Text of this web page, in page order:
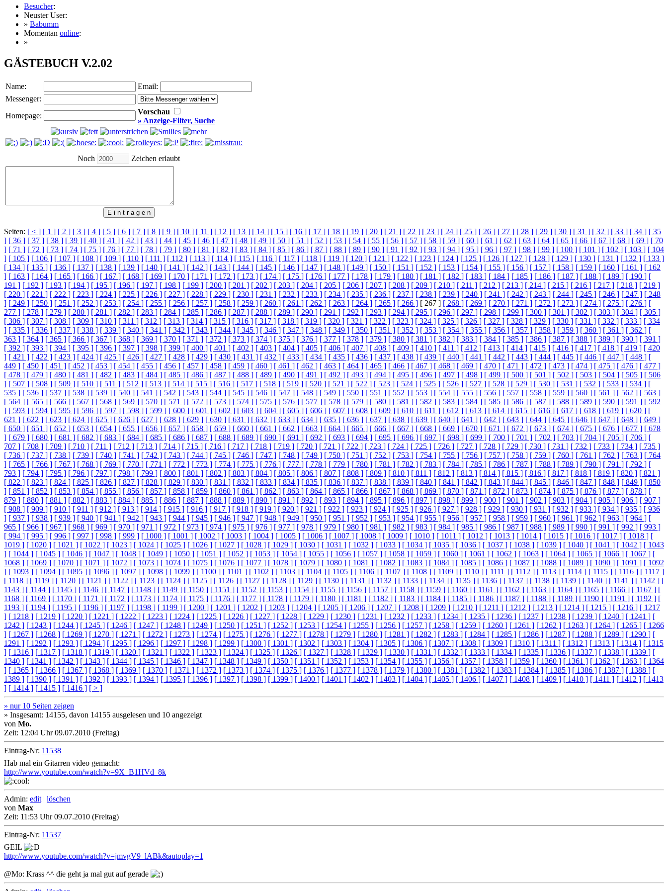
Besucher:
Neuster User:
» Babumm
Momentan online:
»
GÄSTEBUCH V.2.02
Name:
Email:
Messenger:
Homepage:
Vorschau
» Anzeige-Filter, Suche
Noch Zeichen erlaubt
Seiten: [ < ] [ 1 ] [ 2 ] [ 3 ] [ 4 ] [ 5 ] [ 6 ] [ 7 ] [ 8 ] [ 9 ] [ 10 ] [ 11 ] [ 12 ] [ 13 ] [ 14 ] [ 15 ] [ 16 ] [ 17 ] [ 18 ] [ 19 ] [ 20 ] [ 21 ] [ 22 ] [ 23 ] [ 24 ] [ 25 ] [ 26 ] [ 27 ] [ 28 ] [ 29 ] [ 30 ] [ 31 ] [ 32 ] [ 33 ] [ 34 ] [ 35
] [ 36 ] [ 37 ] [ 38 ] [ 39 ] [ 40 ] [ 41 ] [ 42 ] [ 43 ] [ 44 ] [ 45 ] [ 46 ] [ 47 ] [ 48 ] [ 49 ] [ 50 ] [ 51 ] [ 52 ] [ 53 ] [ 54 ] [ 55 ] [ 56 ] [ 57 ] [ 58 ] [ 59 ] [ 60 ] [ 61 ] [ 62 ] [ 63 ] [ 64 ] [ 65 ] [ 66 ] [ 67 ] [ 68 ] [ 69 ] [ 70
] [ 71 ] [ 72 ] [ 73 ] [ 74 ] [ 75 ] [ 76 ] [ 77 ] [ 78 ] [ 79 ] [ 80 ] [ 81 ] [ 82 ] [ 83 ] [ 84 ] [ 85 ] [ 86 ] [ 87 ] [ 88 ] [ 89 ] [ 90 ] [ 91 ] [ 92 ] [ 93 ] [ 94 ] [ 95 ] [ 96 ] [ 97 ] [ 98 ] [ 99 ] [ 100 ] [ 101 ] [ 102 ] [ 103 ] [ 104
] [ 105 ] [ 106 ] [ 107 ] [ 108 ] [ 109 ] [ 110 ] [ 111 ] [ 112 ] [ 113 ] [ 114 ] [ 115 ] [ 116 ] [ 117 ] [ 118 ] [ 119 ] [ 120 ] [ 121 ] [ 122 ] [ 123 ] [ 124 ] [ 125 ] [ 126 ] [ 127 ] [ 128 ] [ 129 ] [ 130 ] [ 131 ] [ 132 ] [ 133 ]
[ 134 ] [ 135 ] [ 136 ] [ 137 ] [ 138 ] [ 139 ] [ 140 ] [ 141 ] [ 142 ] [ 143 ] [ 144 ] [ 145 ] [ 146 ] [ 147 ] [ 148 ] [ 149 ] [ 150 ] [ 151 ] [ 152 ] [ 153 ] [ 154 ] [ 155 ] [ 156 ] [ 157 ] [ 158 ] [ 159 ] [ 160 ] [ 161 ] [ 162
] [ 163 ] [ 164 ] [ 165 ] [ 166 ] [ 167 ] [ 168 ] [ 169 ] [ 170 ] [ 171 ] [ 172 ] [ 173 ] [ 174 ] [ 175 ] [ 176 ] [ 177 ] [ 178 ] [ 179 ] [ 180 ] [ 181 ] [ 182 ] [ 183 ] [ 184 ] [ 185 ] [ 186 ] [ 187 ] [ 188 ] [ 189 ] [ 190 ] [
191 ] [ 192 ] [ 193 ] [ 194 ] [ 195 ] [ 196 ] [ 197 ] [ 198 ] [ 199 ] [ 200 ] [ 201 ] [ 202 ] [ 203 ] [ 204 ] [ 205 ] [ 206 ] [ 207 ] [ 208 ] [ 209 ] [ 210 ] [ 211 ] [ 212 ] [ 213 ] [ 214 ] [ 215 ] [ 216 ] [ 217 ] [ 218 ] [ 219 ]
[ 220 ] [ 221 ] [ 222 ] [ 223 ] [ 224 ] [ 225 ] [ 226 ] [ 227 ] [ 228 ] [ 229 ] [ 230 ] [ 231 ] [ 232 ] [ 233 ] [ 234 ] [ 235 ] [ 236 ] [ 237 ] [ 238 ] [ 239 ] [ 240 ] [ 241 ] [ 242 ] [ 243 ] [ 244 ] [ 245 ] [ 246 ] [ 247 ] [ 248
] [ 249 ] [ 250 ] [ 251 ] [ 252 ] [ 253 ] [ 254 ] [ 255 ] [ 256 ] [ 257 ] [ 258 ] [ 259 ] [ 260 ] [ 261 ] [ 262 ] [ 263 ] [ 264 ] [ 265 ] [ 266 ] [ 267 ] [ 268 ] [ 269 ] [ 270 ] [ 271 ] [ 272 ] [ 273 ] [ 274 ] [ 275 ] [ 276 ] [
277 ] [ 278 ] [ 279 ] [ 280 ] [ 281 ] [ 282 ] [ 283 ] [ 284 ] [ 285 ] [ 286 ] [ 287 ] [ 288 ] [ 289 ] [ 290 ] [ 291 ] [ 292 ] [ 293 ] [ 294 ] [ 295 ] [ 296 ] [ 297 ] [ 298 ] [ 299 ] [ 300 ] [ 301 ] [ 302 ] [ 303 ] [ 304 ] [ 305 ]
[ 306 ] [ 307 ] [ 308 ] [ 309 ] [ 310 ] [ 311 ] [ 312 ] [ 313 ] [ 314 ] [ 315 ] [ 316 ] [ 317 ] [ 318 ] [ 319 ] [ 320 ] [ 321 ] [ 322 ] [ 323 ] [ 324 ] [ 325 ] [ 326 ] [ 327 ] [ 328 ] [ 329 ] [ 330 ] [ 331 ] [ 332 ] [ 333 ] [ 334
] [ 335 ] [ 336 ] [ 337 ] [ 338 ] [ 339 ] [ 340 ] [ 341 ] [ 342 ] [ 343 ] [ 344 ] [ 345 ] [ 346 ] [ 347 ] [ 348 ] [ 349 ] [ 350 ] [ 351 ] [ 352 ] [ 353 ] [ 354 ] [ 355 ] [ 356 ] [ 357 ] [ 358 ] [ 359 ] [ 360 ] [ 361 ] [ 362 ] [
363 ] [ 364 ] [ 365 ] [ 366 ] [ 367 ] [ 368 ] [ 369 ] [ 370 ] [ 371 ] [ 372 ] [ 373 ] [ 374 ] [ 375 ] [ 376 ] [ 377 ] [ 378 ] [ 379 ] [ 380 ] [ 381 ] [ 382 ] [ 383 ] [ 384 ] [ 385 ] [ 386 ] [ 387 ] [ 388 ] [ 389 ] [ 390 ] [ 391 ]
[ 392 ] [ 393 ] [ 394 ] [ 395 ] [ 396 ] [ 397 ] [ 398 ] [ 399 ] [ 400 ] [ 401 ] [ 402 ] [ 403 ] [ 404 ] [ 405 ] [ 406 ] [ 407 ] [ 408 ] [ 409 ] [ 410 ] [ 411 ] [ 412 ] [ 413 ] [ 414 ] [ 415 ] [ 416 ] [ 417 ] [ 418 ] [ 419 ] [ 420
] [ 421 ] [ 422 ] [ 423 ] [ 424 ] [ 425 ] [ 426 ] [ 427 ] [ 428 ] [ 429 ] [ 430 ] [ 431 ] [ 432 ] [ 433 ] [ 434 ] [ 435 ] [ 436 ] [ 437 ] [ 438 ] [ 439 ] [ 440 ] [ 441 ] [ 442 ] [ 443 ] [ 444 ] [ 445 ] [ 446 ] [ 447 ] [ 448 ] [
449 ] [ 450 ] [ 451 ] [ 452 ] [ 453 ] [ 454 ] [ 455 ] [ 456 ] [ 457 ] [ 458 ] [ 459 ] [ 460 ] [ 461 ] [ 462 ] [ 463 ] [ 464 ] [ 465 ] [ 466 ] [ 467 ] [ 468 ] [ 469 ] [ 470 ] [ 471 ] [ 472 ] [ 473 ] [ 474 ] [ 475 ] [ 476 ] [ 477 ]
[ 478 ] [ 479 ] [ 480 ] [ 481 ] [ 482 ] [ 483 ] [ 484 ] [ 485 ] [ 486 ] [ 487 ] [ 488 ] [ 489 ] [ 490 ] [ 491 ] [ 492 ] [ 493 ] [ 494 ] [ 495 ] [ 496 ] [ 497 ] [ 498 ] [ 499 ] [ 500 ] [ 501 ] [ 502 ] [ 503 ] [ 504 ] [ 505 ] [ 506
] [ 507 ] [ 508 ] [ 509 ] [ 510 ] [ 511 ] [ 512 ] [ 513 ] [ 514 ] [ 515 ] [ 516 ] [ 517 ] [ 518 ] [ 519 ] [ 520 ] [ 521 ] [ 522 ] [ 523 ] [ 524 ] [ 525 ] [ 526 ] [ 527 ] [ 528 ] [ 529 ] [ 530 ] [ 531 ] [ 532 ] [ 533 ] [ 534 ] [
535 ] [ 536 ] [ 537 ] [ 538 ] [ 539 ] [ 540 ] [ 541 ] [ 542 ] [ 543 ] [ 544 ] [ 545 ] [ 546 ] [ 547 ] [ 548 ] [ 549 ] [ 550 ] [ 551 ] [ 552 ] [ 553 ] [ 554 ] [ 555 ] [ 556 ] [ 557 ] [ 558 ] [ 559 ] [ 560 ] [ 561 ] [ 562 ] [ 563 ]
[ 564 ] [ 565 ] [ 566 ] [ 567 ] [ 568 ] [ 569 ] [ 570 ] [ 571 ] [ 572 ] [ 573 ] [ 574 ] [ 575 ] [ 576 ] [ 577 ] [ 578 ] [ 579 ] [ 580 ] [ 581 ] [ 582 ] [ 583 ] [ 584 ] [ 585 ] [ 586 ] [ 587 ] [ 588 ] [ 589 ] [ 590 ] [ 591 ] [ 592
] [ 593 ] [ 594 ] [ 595 ] [ 596 ] [ 597 ] [ 598 ] [ 599 ] [ 600 ] [ 601 ] [ 602 ] [ 603 ] [ 604 ] [ 605 ] [ 606 ] [ 607 ] [ 608 ] [ 609 ] [ 610 ] [ 611 ] [ 612 ] [ 613 ] [ 614 ] [ 615 ] [ 616 ] [ 617 ] [ 618 ] [ 619 ] [ 620 ] [
621 ] [ 622 ] [ 623 ] [ 624 ] [ 625 ] [ 626 ] [ 627 ] [ 628 ] [ 629 ] [ 630 ] [ 631 ] [ 632 ] [ 633 ] [ 634 ] [ 635 ] [ 636 ] [ 637 ] [ 638 ] [ 639 ] [ 640 ] [ 641 ] [ 642 ] [ 643 ] [ 644 ] [ 645 ] [ 646 ] [ 647 ] [ 648 ] [ 649 ]
[ 650 ] [ 651 ] [ 652 ] [ 653 ] [ 654 ] [ 655 ] [ 656 ] [ 657 ] [ 658 ] [ 659 ] [ 660 ] [ 661 ] [ 662 ] [ 663 ] [ 664 ] [ 665 ] [ 666 ] [ 667 ] [ 668 ] [ 669 ] [ 670 ] [ 671 ] [ 672 ] [ 673 ] [ 674 ] [ 675 ] [ 676 ] [ 677 ] [ 678
] [ 679 ] [ 680 ] [ 681 ] [ 682 ] [ 683 ] [ 684 ] [ 685 ] [ 686 ] [ 687 ] [ 688 ] [ 689 ] [ 690 ] [ 691 ] [ 692 ] [ 693 ] [ 694 ] [ 695 ] [ 696 ] [ 697 ] [ 698 ] [ 699 ] [ 700 ] [ 701 ] [ 702 ] [ 703 ] [ 704 ] [ 705 ] [ 706 ] [
707 ] [ 708 ] [ 709 ] [ 710 ] [ 711 ] [ 712 ] [ 713 ] [ 714 ] [ 715 ] [ 716 ] [ 717 ] [ 718 ] [ 719 ] [ 720 ] [ 721 ] [ 722 ] [ 723 ] [ 724 ] [ 725 ] [ 726 ] [ 727 ] [ 728 ] [ 729 ] [ 730 ] [ 731 ] [ 732 ] [ 733 ] [ 734 ] [ 735 ]
[ 736 ] [ 737 ] [ 738 ] [ 739 ] [ 740 ] [ 741 ] [ 742 ] [ 743 ] [ 744 ] [ 745 ] [ 746 ] [ 747 ] [ 748 ] [ 749 ] [ 750 ] [ 751 ] [ 752 ] [ 753 ] [ 754 ] [ 755 ] [ 756 ] [ 757 ] [ 758 ] [ 759 ] [ 760 ] [ 761 ] [ 762 ] [ 763 ] [ 764
] [ 765 ] [ 766 ] [ 767 ] [ 768 ] [ 769 ] [ 770 ] [ 771 ] [ 772 ] [ 773 ] [ 774 ] [ 775 ] [ 776 ] [ 777 ] [ 778 ] [ 779 ] [ 780 ] [ 781 ] [ 782 ] [ 783 ] [ 784 ] [ 785 ] [ 786 ] [ 787 ] [ 788 ] [ 789 ] [ 790 ] [ 791 ] [ 792 ] [
793 ] [ 794 ] [ 795 ] [ 796 ] [ 797 ] [ 798 ] [ 799 ] [ 800 ] [ 801 ] [ 802 ] [ 803 ] [ 804 ] [ 805 ] [ 806 ] [ 807 ] [ 808 ] [ 809 ] [ 810 ] [ 811 ] [ 812 ] [ 813 ] [ 814 ] [ 815 ] [ 816 ] [ 817 ] [ 818 ] [ 819 ] [ 820 ] [ 821 ]
[ 822 ] [ 823 ] [ 824 ] [ 825 ] [ 826 ] [ 827 ] [ 828 ] [ 829 ] [ 830 ] [ 831 ] [ 832 ] [ 833 ] [ 834 ] [ 835 ] [ 836 ] [ 837 ] [ 838 ] [ 839 ] [ 840 ] [ 841 ] [ 842 ] [ 843 ] [ 844 ] [ 845 ] [ 846 ] [ 847 ] [ 848 ] [ 849 ] [ 850
] [ 851 ] [ 852 ] [ 853 ] [ 854 ] [ 855 ] [ 856 ] [ 857 ] [ 858 ] [ 859 ] [ 860 ] [ 861 ] [ 862 ] [ 863 ] [ 864 ] [ 865 ] [ 866 ] [ 867 ] [ 868 ] [ 869 ] [ 870 ] [ 871 ] [ 872 ] [ 873 ] [ 874 ] [ 875 ] [ 876 ] [ 877 ] [ 878 ] [
879 ] [ 880 ] [ 881 ] [ 882 ] [ 883 ] [ 884 ] [ 885 ] [ 886 ] [ 887 ] [ 888 ] [ 889 ] [ 890 ] [ 891 ] [ 892 ] [ 893 ] [ 894 ] [ 895 ] [ 896 ] [ 897 ] [ 898 ] [ 899 ] [ 900 ] [ 901 ] [ 902 ] [ 903 ] [ 904 ] [ 905 ] [ 906 ] [ 907 ]
[ 908 ] [ 909 ] [ 910 ] [ 911 ] [ 912 ] [ 913 ] [ 914 ] [ 915 ] [ 916 ] [ 917 ] [ 918 ] [ 919 ] [ 920 ] [ 921 ] [ 922 ] [ 923 ] [ 924 ] [ 925 ] [ 926 ] [ 927 ] [ 928 ] [ 929 ] [ 930 ] [ 931 ] [ 932 ] [ 933 ] [ 934 ] [ 935 ] [ 936
] [ 937 ] [ 938 ] [ 939 ] [ 940 ] [ 941 ] [ 942 ] [ 943 ] [ 944 ] [ 945 ] [ 946 ] [ 947 ] [ 948 ] [ 949 ] [ 950 ] [ 951 ] [ 952 ] [ 953 ] [ 954 ] [ 955 ] [ 956 ] [ 957 ] [ 958 ] [ 959 ] [ 960 ] [ 961 ] [ 962 ] [ 963 ] [ 964 ] [
965 ] [ 966 ] [ 967 ] [ 968 ] [ 969 ] [ 970 ] [ 971 ] [ 972 ] [ 973 ] [ 974 ] [ 975 ] [ 976 ] [ 977 ] [ 978 ] [ 979 ] [ 980 ] [ 981 ] [ 982 ] [ 983 ] [ 984 ] [ 985 ] [ 986 ] [ 987 ] [ 988 ] [ 989 ] [ 990 ] [ 991 ] [ 992 ] [ 993 ]
[ 994 ] [ 995 ] [ 996 ] [ 997 ] [ 998 ] [ 999 ] [ 1000 ] [ 1001 ] [ 1002 ] [ 1003 ] [ 1004 ] [ 1005 ] [ 1006 ] [ 1007 ] [ 1008 ] [ 1009 ] [ 1010 ] [ 1011 ] [ 1012 ] [ 1013 ] [ 1014 ] [ 1015 ] [ 1016 ] [ 1017 ] [ 1018 ] [
1019 ] [ 1020 ] [ 1021 ] [ 1022 ] [ 1023 ] [ 1024 ] [ 1025 ] [ 1026 ] [ 1027 ] [ 1028 ] [ 1029 ] [ 1030 ] [ 1031 ] [ 1032 ] [ 1033 ] [ 1034 ] [ 1035 ] [ 1036 ] [ 1037 ] [ 1038 ] [ 1039 ] [ 1040 ] [ 1041 ] [ 1042 ] [ 1043
] [ 1044 ] [ 1045 ] [ 1046 ] [ 1047 ] [ 1048 ] [ 1049 ] [ 1050 ] [ 1051 ] [ 1052 ] [ 1053 ] [ 1054 ] [ 1055 ] [ 1056 ] [ 1057 ] [ 1058 ] [ 1059 ] [ 1060 ] [ 1061 ] [ 1062 ] [ 1063 ] [ 1064 ] [ 1065 ] [ 1066 ] [ 1067 ] [
1068 ] [ 1069 ] [ 1070 ] [ 1071 ] [ 1072 ] [ 1073 ] [ 1074 ] [ 1075 ] [ 1076 ] [ 1077 ] [ 1078 ] [ 1079 ] [ 1080 ] [ 1081 ] [ 1082 ] [ 1083 ] [ 1084 ] [ 1085 ] [ 1086 ] [ 1087 ] [ 1088 ] [ 1089 ] [ 1090 ] [ 1091 ] [ 1092
] [ 1093 ] [ 1094 ] [ 1095 ] [ 1096 ] [ 1097 ] [ 1098 ] [ 1099 ] [ 1100 ] [ 1101 ] [ 1102 ] [ 1103 ] [ 1104 ] [ 1105 ] [ 1106 ] [ 1107 ] [ 1108 ] [ 1109 ] [ 1110 ] [ 1111 ] [ 1112 ] [ 1113 ] [ 1114 ] [ 1115 ] [ 1116 ] [ 1117 ]
[ 1118 ] [ 1119 ] [ 1120 ] [ 1121 ] [ 1122 ] [ 1123 ] [ 1124 ] [ 1125 ] [ 1126 ] [ 1127 ] [ 1128 ] [ 1129 ] [ 1130 ] [ 1131 ] [ 1132 ] [ 1133 ] [ 1134 ] [ 1135 ] [ 1136 ] [ 1137 ] [ 1138 ] [ 1139 ] [ 1140 ] [ 1141 ] [ 1142 ] [
1143 ] [ 1144 ] [ 1145 ] [ 1146 ] [ 1147 ] [ 1148 ] [ 1149 ] [ 1150 ] [ 1151 ] [ 1152 ] [ 1153 ] [ 1154 ] [ 1155 ] [ 1156 ] [ 1157 ] [ 1158 ] [ 1159 ] [ 1160 ] [ 1161 ] [ 1162 ] [ 1163 ] [ 1164 ] [ 1165 ] [ 1166 ] [ 1167 ] [
1168 ] [ 1169 ] [ 1170 ] [ 1171 ] [ 1172 ] [ 1173 ] [ 1174 ] [ 1175 ] [ 1176 ] [ 1177 ] [ 1178 ] [ 1179 ] [ 1180 ] [ 1181 ] [ 1182 ] [ 1183 ] [ 1184 ] [ 1185 ] [ 1186 ] [ 1187 ] [ 1188 ] [ 1189 ] [ 1190 ] [ 1191 ] [ 1192 ] [
1193 ] [ 1194 ] [ 1195 ] [ 1196 ] [ 1197 ] [ 1198 ] [ 1199 ] [ 1200 ] [ 1201 ] [ 1202 ] [ 1203 ] [ 1204 ] [ 1205 ] [ 1206 ] [ 1207 ] [ 1208 ] [ 1209 ] [ 1210 ] [ 1211 ] [ 1212 ] [ 1213 ] [ 1214 ] [ 1215 ] [ 1216 ] [ 1217
] [ 1218 ] [ 1219 ] [ 1220 ] [ 1221 ] [ 1222 ] [ 1223 ] [ 1224 ] [ 1225 ] [ 1226 ] [ 1227 ] [ 1228 ] [ 1229 ] [ 1230 ] [ 1231 ] [ 1232 ] [ 1233 ] [ 1234 ] [ 1235 ] [ 1236 ] [ 1237 ] [ 1238 ] [ 1239 ] [ 1240 ] [ 1241 ] [
1242 ] [ 1243 ] [ 1244 ] [ 1245 ] [ 1246 ] [ 1247 ] [ 1248 ] [ 1249 ] [ 1250 ] [ 1251 ] [ 1252 ] [ 1253 ] [ 1254 ] [ 1255 ] [ 1256 ] [ 1257 ] [ 1258 ] [ 1259 ] [ 1260 ] [ 1261 ] [ 1262 ] [ 1263 ] [ 1264 ] [ 1265 ] [ 1266
] [ 1267 ] [ 1268 ] [ 1269 ] [ 1270 ] [ 1271 ] [ 1272 ] [ 1273 ] [ 1274 ] [ 1275 ] [ 1276 ] [ 1277 ] [ 1278 ] [ 1279 ] [ 1280 ] [ 1281 ] [ 1282 ] [ 1283 ] [ 1284 ] [ 1285 ] [ 1286 ] [ 1287 ] [ 1288 ] [ 1289 ] [ 1290 ] [
1291 ] [ 1292 ] [ 1293 ] [ 1294 ] [ 1295 ] [ 1296 ] [ 1297 ] [ 1298 ] [ 1299 ] [ 1300 ] [ 1301 ] [ 1302 ] [ 1303 ] [ 1304 ] [ 1305 ] [ 1306 ] [ 1307 ] [ 1308 ] [ 1309 ] [ 1310 ] [ 1311 ] [ 1312 ] [ 1313 ] [ 1314 ] [ 1315
] [ 1316 ] [ 1317 ] [ 1318 ] [ 1319 ] [ 1320 ] [ 1321 ] [ 1322 ] [ 1323 ] [ 1324 ] [ 1325 ] [ 1326 ] [ 1327 ] [ 1328 ] [ 1329 ] [ 1330 ] [ 1331 ] [ 1332 ] [ 1333 ] [ 1334 ] [ 1335 ] [ 1336 ] [ 1337 ] [ 1338 ] [ 1339 ] [
1340 ] [ 1341 ] [ 1342 ] [ 1343 ] [ 1344 ] [ 1345 ] [ 1346 ] [ 1347 ] [ 1348 ] [ 1349 ] [ 1350 ] [ 1351 ] [ 1352 ] [ 1353 ] [ 1354 ] [ 1355 ] [ 1356 ] [ 1357 ] [ 1358 ] [ 1359 ] [ 1360 ] [ 1361 ] [ 1362 ] [ 1363 ] [ 1364
] [ 1365 ] [ 1366 ] [ 1367 ] [ 1368 ] [ 1369 ] [ 1370 ] [ 1371 ] [ 1372 ] [ 1373 ] [ 1374 ] [ 1375 ] [ 1376 ] [ 1377 ] [ 1378 ] [ 1379 ] [ 1380 ] [ 1381 ] [ 1382 ] [ 1383 ] [ 1384 ] [ 1385 ] [ 1386 ] [ 1387 ] [ 1388 ] [
1389 ] [ 1390 ] [ 1391 ] [ 1392 ] [ 1393 ] [ 1394 ] [ 1395 ] [ 1396 ] [ 1397 ] [ 1398 ] [ 1399 ] [ 1400 ] [ 1401 ] [ 1402 ] [ 1403 ] [ 1404 ] [ 1405 ] [ 1406 ] [ 1407 ] [ 1408 ] [ 1409 ] [ 1410 ] [ 1411 ] [ 1412 ] [ 1413
] [ 1414 ] [ 1415 ] [ 1416 ] [ > ]
» nur 10 Seiten zeigen
» Insgesamt: 14155, davon 14155 ausgelesen und 10 angezeigt
von Mo.
Zeit: 12:04 Uhr 09.07.2010 (Freitag)
Eintrag-Nr: 11538
Hab mal ein Gitarren video gemacht:
http://www.youtube.com/watch?v=9X_B1HVd_8k
Admin: edit | löschen
von Max
Zeit: 11:53 Uhr 09.07.2010 (Freitag)
Eintrag-Nr: 11537
GEIL
http://www.youtube.com/watch?v=jmvgV9_lABk&autoplay=1
@Mo: Krass ^^ die geht ja mal gut auf gerade